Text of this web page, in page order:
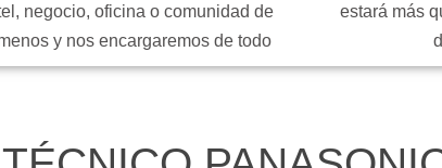
negocio, oficina o comunidad de
y nos encargaremos de todo
estará más